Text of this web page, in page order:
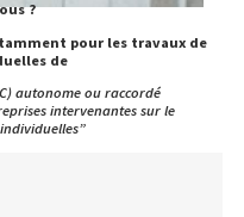
?
pour les travaux de
de
autonome ou raccordé
intervenantes sur le